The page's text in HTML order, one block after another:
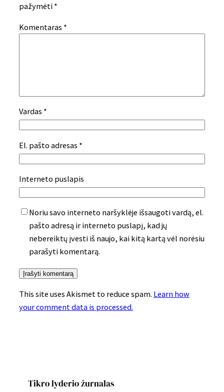
pažymėti *
Komentaras *
Vardas *
El. pašto adresas *
Interneto puslapis
Noriu savo interneto naršyklėje išsaugoti vardą, el.
pašto adresą ir interneto puslapį, kad jų
nebereiktų įvesti iš naujo, kai kitą kartą vėl norėsiu
parašyti komentarą.
This site uses Akismet to reduce spam. Learn how
your comment data is processed.
Tikro lyderio žurnalas